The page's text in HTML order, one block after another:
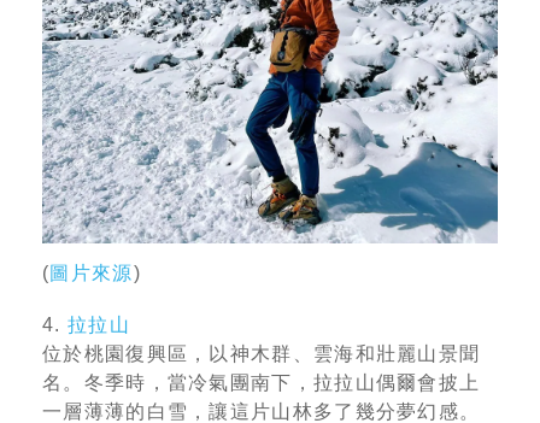
(圖片來源)
4. 拉拉山
位於桃園復興區，以神木群、雲海和壯麗山景聞
名。冬季時，當冷氣團南下，拉拉山偶爾會披上
一層薄薄的白雪，讓這片山林多了幾分夢幻感。